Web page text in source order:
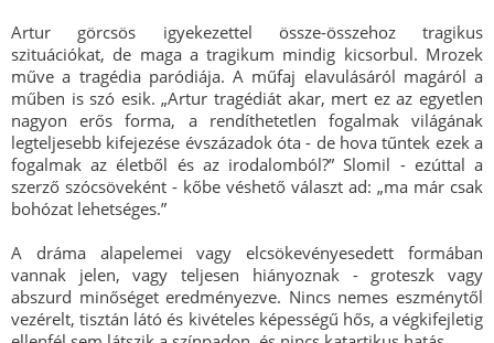
Artur görcsös igyekezettel össze-összehoz tragikus
szituációkat, de maga a tragikum mindig kicsorbul. Mrozek
műve a tragédia paródiája. A műfaj elavulásáról magáról a
műben is szó esik. „Artur tragédiát akar, mert ez az egyetlen
nagyon erős forma, a rendíthetetlen fogalmak világának
legteljesebb kifejezése évszázadok óta - de hova tűntek ezek a
fogalmak az életből és az irodalomból?” Slomil - ezúttal a
szerző szócsöveként - kőbe véshető választ ad: „ma már csak
bohózat lehetséges.”
A dráma alapelemei vagy elcsökevényesedett formában
vannak jelen, vagy teljesen hiányoznak - groteszk vagy
abszurd minőséget eredményezve. Nincs nemes eszménytől
vezérelt, tisztán látó és kivételes képességű hős, a végkifejletig